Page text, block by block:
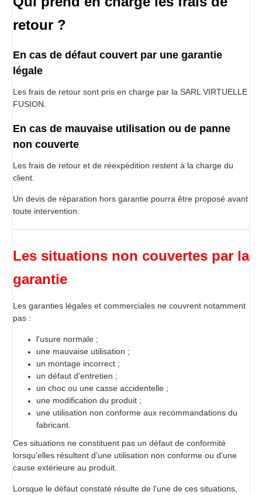
retour ?
En cas de défaut couvert par une garantie
légale
Les frais de retour sont pris en charge par la SARL VIRTUELLE
FUSION.
En cas de mauvaise utilisation ou de panne
non couverte
Les frais de retour et de réexpédition restent à la charge du
client.
Un devis de réparation hors garantie pourra être proposé avant
toute intervention.
Les situations non couvertes par la
garantie
Les garanties légales et commerciales ne couvrent notamment
pas :
l'usure normale ;
une mauvaise utilisation ;
un montage incorrect ;
un défaut d'entretien ;
un choc ou une casse accidentelle ;
une modification du produit ;
une utilisation non conforme aux recommandations du
fabricant.
Ces situations ne constituent pas un défaut de conformité
lorsqu'elles résultent d'une utilisation non conforme ou d'une
cause extérieure au produit.
Lorsque le défaut constaté résulte de l'une de ces situations,